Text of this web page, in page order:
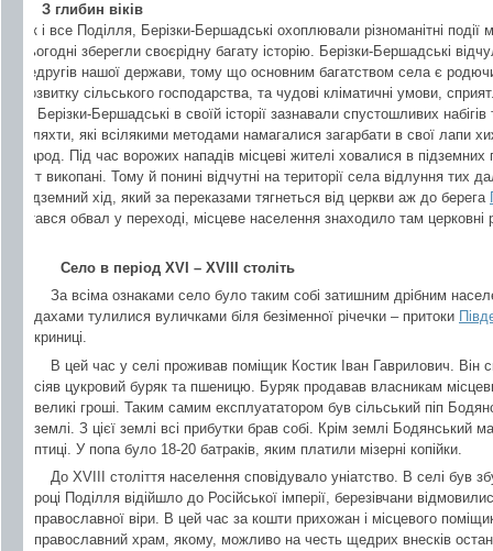
З глибин віків
Як і все Поділля, Берізки-Бершадські охоплювали різноманітні
сьогодні зберегли своєрідну багату історію. Берізки-Бершадські
недругів нашої держави, тому що основним багатством села є
розвитку сільського господарства, та чудові кліматичні умови,
Берізки-Бершадські в своїй історії зазнавали спустошливих
шляхти, які всілякими методами намагалися загарбати в свої лапи
народ. Під час ворожих нападів місцеві жителі ховалися в
тут викопані. Тому й понині відчутні на території села відлуння тих
підземний хід, який за переказами тягнеться від церкви аж до берега
стався обвал у переході, місцеве населення знаходило там церковні
Село в період ХVI – XVIII століть
За всіма ознаками село було таким собі затишним дрібним
дахами тулилися вуличками біля безіменної річечки – притоки
криниці.
В цей час у селі проживав поміщик Костик Іван Гаврилович. Він
сіяв цукровий буряк та пшеницю. Буряк продавав власникам
великі гроші. Таким самим експлуататором був сільський піп
землі. З цієї землі всі прибутки брав собі. Крім землі Бодянський
птиці. У попа було 18-20 батраків, яким платили мізерні копійки.
До ХVIII століття населення сповідувало уніатство. В селі був
році Поділля відійшло до Російської імперії, березівчани
православної віри. В цей час за кошти прихожан і місцевого
православний храм, якому, можливо на честь щедрих внесків